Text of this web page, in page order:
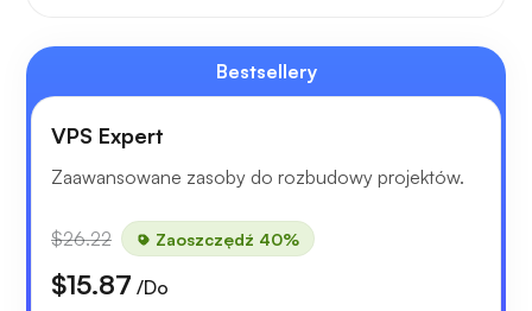
Bestsellery
VPS Expert
Zaawansowane zasoby do rozbudowy projektów.
$26.22 Zaoszczędź 40%
$15.87 /Do